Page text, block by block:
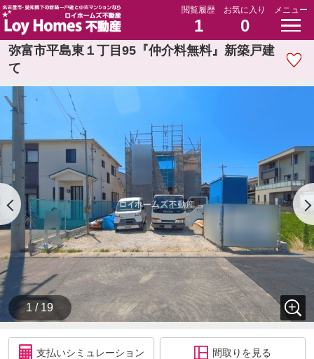
閲覧履歴
1
お気に入り
0
メニュー
弥富市平島東１丁目95『仲介料無料』新築戸建
て
1 / 19
支払いシミュレーション 間取りを見る